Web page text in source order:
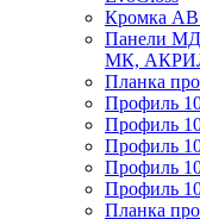
Кромка
Панели
МК,
Планка
Профиль
Профиль
Профиль
Профиль
Профиль
Планка